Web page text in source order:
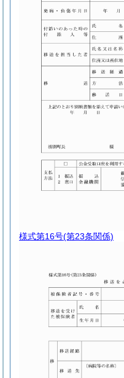
様式第16号(第23条関係)